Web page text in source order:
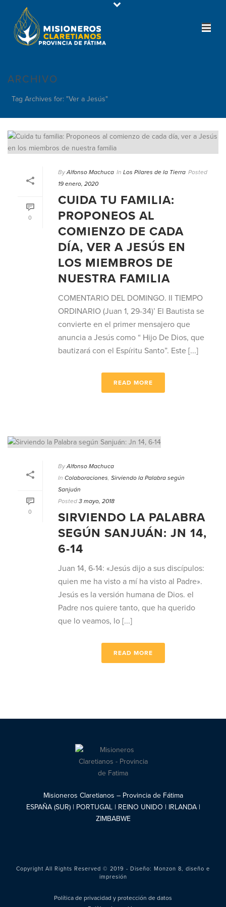
ARCHIVO
Tag Archives for: "Ver a Jesús"
0
By Alfonso Machuca In Los Pilares de la Tierra Posted
19 enero, 2020
CUIDA TU FAMILIA:
PROPONEOS AL
COMIENZO DE CADA
DÍA, VER A JESÚS EN
LOS MIEMBROS DE
NUESTRA FAMILIA
COMENTARIO DEL DOMINGO. II TIEMPO
ORDINARIO (Juan 1, 29-34)’ El Bautista se
convierte en el primer mensajero que
anuncia a Jesús como “ Hijo De Dios, que
bautizará con el Espíritu Santo”. Este [...]
READ MORE
0
By Alfonso Machuca
In Colaboraciones, Sirviendo la Palabra según
Sanjuán
Posted 3 mayo, 2018
SIRVIENDO LA PALABRA
SEGÚN SANJUÁN: JN 14,
6-14
Juan 14, 6-14: «Jesús dijo a sus discípulos:
quien me ha visto a mí ha visto al Padre».
Jesús es la versión humana de Dios. el
Padre nos quiere tanto, que ha querido
que lo veamos, lo [...]
READ MORE
Misioneros Claretianos – Provincia de Fátima
ESPAÑA (SUR) | PORTUGAL | REINO UNIDO | IRLANDA |
ZIMBABWE
Copyright All Rights Reserved © 2019 - Diseño: Monzon 8, diseño e
impresión
Política de privacidad y protección de datos